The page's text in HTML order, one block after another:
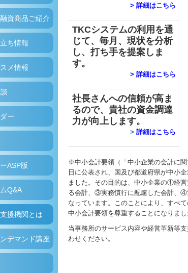
資商品ご紹介
ち情報
メ情報
ー
ASP版
Q&A
援機関とは
デマンド講座
> 詳細はこちら
TKCシステムの利用を通
じて、毎月、現状を分析
し、打ち手を提案しま
す。
> 詳細はこちら
社長さんへの信頼が高ま
るので、貴社の資金調達
力が向上します。
> 詳細はこちら
※中小会計要領（「中小企業の会計に
日に公表され、国及び都道府県が中小
ました。その目的は、中小企業の①経
る会計、③実務慣行に配慮した会計、④
なっています。このことにより、すべ
中小会計要領を尊重することになりまし
当事務所のサービス内容や経営革新等
わせください。